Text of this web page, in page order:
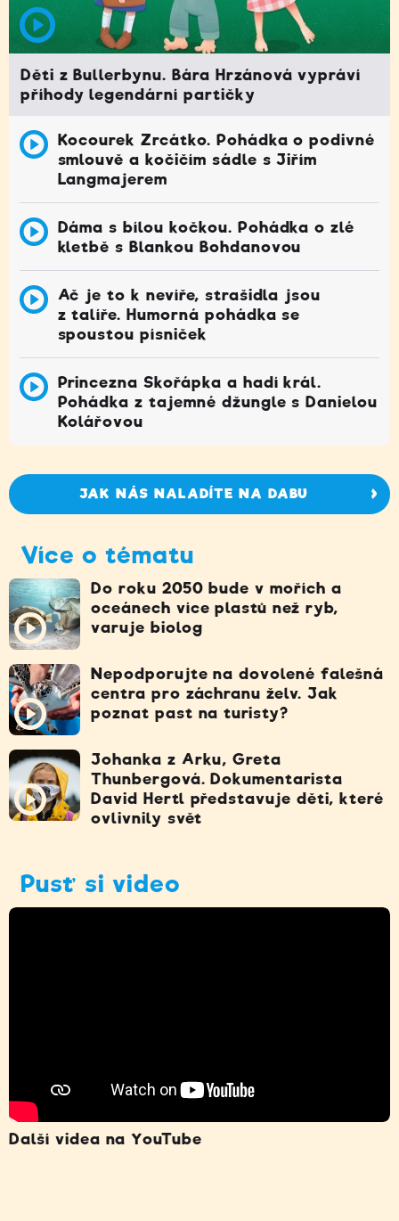
Děti z Bullerbynu. Bára Hrzánová vypráví
příhody legendární partičky
Kocourek Zrcátko. Pohádka o podivné
smlouvě a kočičím sádle s Jiřím
Langmajerem
Dáma s bílou kočkou. Pohádka o zlé
kletbě s Blankou Bohdanovou
Ač je to k nevíře, strašidla jsou
z talíře. Humorná pohádka se
spoustou písniček
Princezna Skořápka a hadí král.
Pohádka z tajemné džungle s Danielou
Kolářovou
JAK NÁS NALADÍTE NA DABU
Více o tématu
Do roku 2050 bude v mořích a
oceánech více plastů než ryb,
varuje biolog
Nepodporujte na dovolené falešná
centra pro záchranu želv. Jak
poznat past na turisty?
Johanka z Arku, Greta
Thunbergová. Dokumentarista
David Hertl představuje děti, které
ovlivnily svět
Pusť si video
Další videa na YouTube